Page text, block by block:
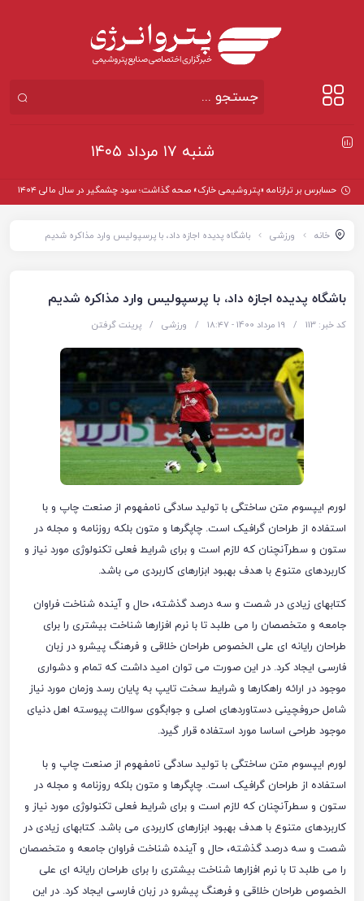
شنبه ۱۷ مرداد ۱۴۰۵
خانه ورزشی باشگاه پدیده اجازه داد، با پرسپولیس وارد مذاکره شدیم
باشگاه پدیده اجازه داد، با پرسپولیس وارد مذاکره شدیم
کد خبر: 113 / 19 مرداد 1400 - ۱۸:۴۷ / ورزشی / پرینت گرفتن
لورم ایپسوم متن ساختگی با تولید سادگی نامفهوم از صنعت چاپ و با
استفاده از طراحان گرافیک است. چاپگرها و متون بلکه روزنامه و مجله در
ستون و سطرآنچنان که لازم است و برای شرایط فعلی تکنولوژی مورد نیاز و
کاربردهای متنوع با هدف بهبود ابزارهای کاربردی می باشد.
کتابهای زیادی در شصت و سه درصد گذشته، حال و آینده شناخت فراوان
جامعه و متخصصان را می طلبد تا با نرم افزارها شناخت بیشتری را برای
طراحان رایانه ای علی الخصوص طراحان خلاقی و فرهنگ پیشرو در زبان
فارسی ایجاد کرد. در این صورت می توان امید داشت که تمام و دشواری
موجود در ارائه راهکارها و شرایط سخت تایپ به پایان رسد وزمان مورد نیاز
شامل حروفچینی دستاوردهای اصلی و جوابگوی سوالات پیوسته اهل دنیای
موجود طراحی اساسا مورد استفاده قرار گیرد.
لورم ایپسوم متن ساختگی با تولید سادگی نامفهوم از صنعت چاپ و با
استفاده از طراحان گرافیک است. چاپگرها و متون بلکه روزنامه و مجله در
ستون و سطرآنچنان که لازم است و برای شرایط فعلی تکنولوژی مورد نیاز و
کاربردهای متنوع با هدف بهبود ابزارهای کاربردی می باشد. کتابهای زیادی در
شصت و سه درصد گذشته، حال و آینده شناخت فراوان جامعه و متخصصان
را می طلبد تا با نرم افزارها شناخت بیشتری را برای طراحان رایانه ای علی
الخصوص طراحان خلاقی و فرهنگ پیشرو در زبان فارسی ایجاد کرد. در این